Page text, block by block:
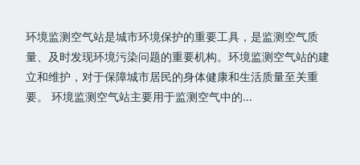
环境监测空气站是城市环境保护的重要工具，是监测空气质
量、及时发现环境污染问题的重要机构。环境监测空气站的建
立和维护，对于保障城市居民的身体健康和生活质量至关重
要。 环境监测空气站主要用于监测空气中的...